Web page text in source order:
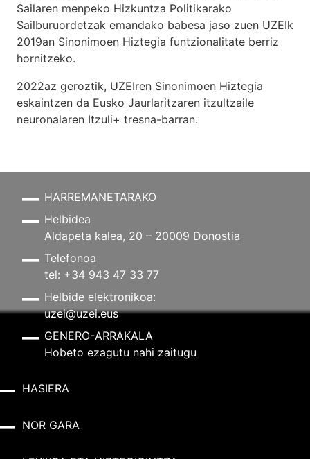
Sailaren menpeko Hizkuntza Politikarako
Sailburuordetzak emandako babesa jaso zuen UZEIk
2019an Sinonimoen Hiztegia funtzionalitate berriz
hornitzeko.
2022az geroztik, UZEIren Sinonimoen Hiztegia
eskaintzen da Eusko Jaurlaritzaren itzultzaile
neuronalaren Itzuli+ tresna-barran.
HARREMANETARAKO
Helbidea
Aldapeta kalea, 20 – 20009 Donostia
Telefonoa
tel: +34 943 47 33 77
Helbide elektronikoa:
uzei@uzei.eus
GENERO-ARRAKALA
Hobeto ezagutu nahi zaitugu
HASIERA
NOR GARA